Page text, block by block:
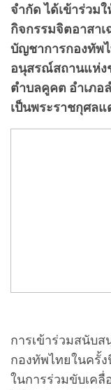
จำกัด ได้เข้าร่วม
กิจกรรมจิตอาสา
บัญชาการกองทัพ
อนุสรณ์สถานแห่ง
ตำบลคูคต อำเภอ
เป็นพระราชกุศล
การเข้าร่วมสนับ
กองทัพไทยในครั้
ในการร่วมขับเค